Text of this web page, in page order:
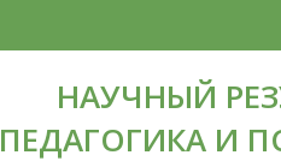
НАУЧНЫЙ
ПЕДАГОГИКА И